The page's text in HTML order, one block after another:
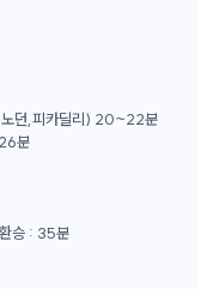
노던,피카딜리) 20~22분
분
승 : 35분